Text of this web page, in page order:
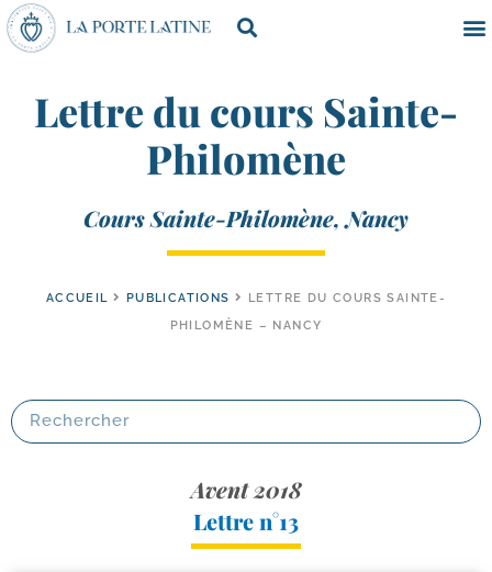
Lettre du cours Sainte-
Philomène
Cours Sainte-Philomène, Nancy
ACCUEIL PUBLICATIONS
LETTRE DU COURS SAINTE-
PHILOMÈNE – NANCY
Avent 2018
Lettre n°13